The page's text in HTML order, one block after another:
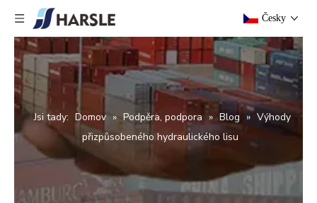
Česky
Jsi tady: Domov » Podpěra, podpora » Blog » Výhody
přizpůsobeného hydraulického lisu